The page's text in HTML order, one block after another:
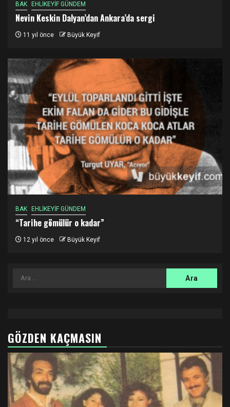
BAK EHLİKEYİF GÜNDEM
Nevin Keskin Dalyan’dan Ankara’da sergi
11 yıl önce Büyük Keyif
BAK EHLİKEYİF GÜNDEM
“Tarihe gömülür o kadar”
12 yıl önce Büyük Keyif
Arama:
GÖZDEN KAÇMASIN